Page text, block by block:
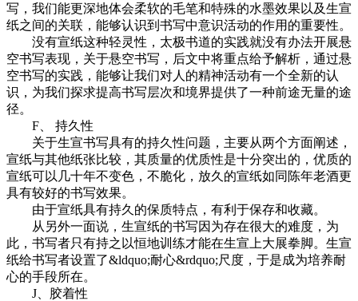
写，我们能更深地体会柔软的毛笔和特殊的水墨效果以及生宣
纸之间的关联，能够认识到书写中意识活动的作用的重要性。
没有宣纸这种轻灵性，太极书道的实践就没有办法开展悬
空书写表现，关于悬空书写，后文中将重点给予解析，通过悬
空书写的实践，能够让我们对人的精神活动有一个全新的认
识，为我们探求提高书写层次和境界提供了一种前途无量的途
径。
F、 持久性
关于生宣书写具有的持久性问题，主要从两个方面阐述，
宣纸与其他纸张比较，其质量的优质性是十分突出的，优质的
宣纸可以几十年不变色，不脆化，放久的宣纸如同陈年老酒更
具有较好的书写效果。
由于宣纸具有持久的保质特点，有利于保存和收藏。
从另外一面说，生宣纸的书写因为存在很大的难度，为
此，书写者只有持之以恒地训练才能在生宣上大展拳脚。生宣
纸给书写者设置了&ldquo;耐心&rdquo;尺度，于是成为培养耐
心的手段所在。
J、胶着性